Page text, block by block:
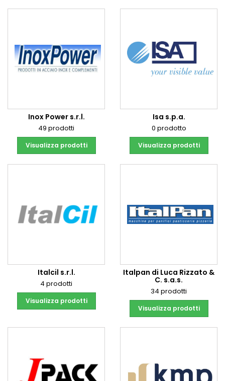
Inox Power s.r.l.
49 prodotti
Visualizza prodotti
Isa s.p.a.
0 prodotto
Visualizza prodotti
Italcil s.r.l.
4 prodotti
Visualizza prodotti
Italpan di Luca Rizzato &
C. s.a.s.
34 prodotti
Visualizza prodotti